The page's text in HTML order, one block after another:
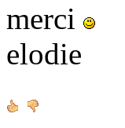
merci
elodie